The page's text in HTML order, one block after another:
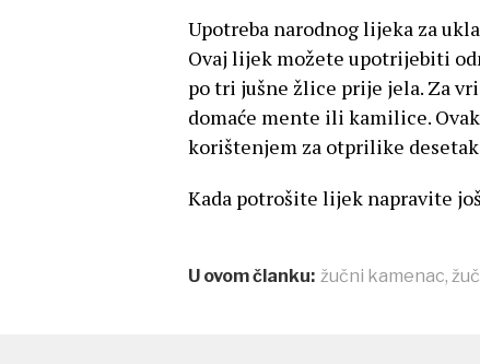
Upotreba narodnog lijeka za
Ovaj lijek možete upotrijebiti
po tri jušne žlice prije jela. Za
domaće mente ili kamilice.
korištenjem za otprilike
Kada potrošite lijek napravite
U ovom članku: žučni kamenac,